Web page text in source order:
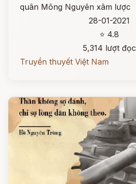
quân Mông Nguyên xâm lược
28-01-2021
⭐ 4.8
5,314 lượt đọc
Truyền thuyết Việt Nam